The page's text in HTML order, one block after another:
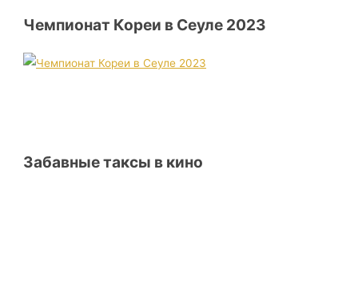
Чемпионат Кореи в Сеуле 2023
Забавные таксы в кино